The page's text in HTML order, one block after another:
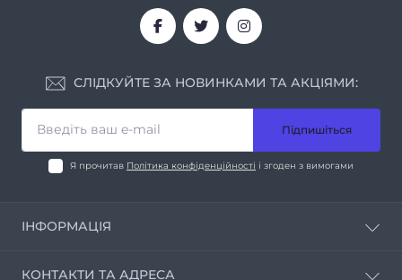
СЛІДКУЙТЕ ЗА НОВИНКАМИ ТА АКЦІЯМИ:
Підпишіться
Я прочитав Політика конфіденційності і згоден з вимогами
ІНФОРМАЦІЯ
КОНТАКТИ ТА АДРЕСА